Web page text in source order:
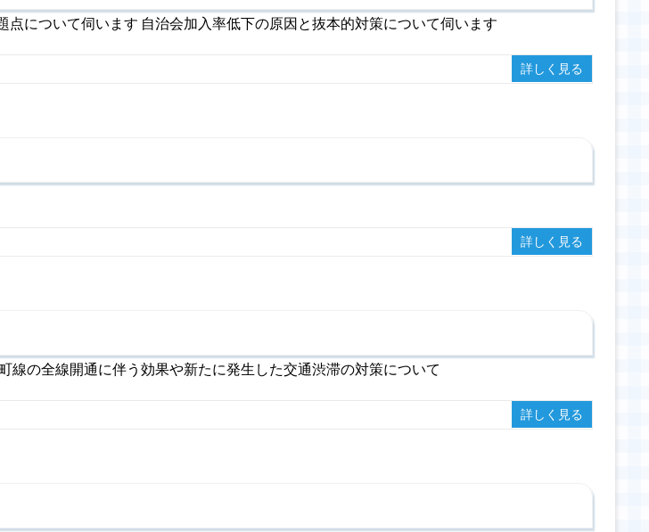
について伺います 自治会加入率低下の原因と抜本的対策について伺います
詳しく見る
詳しく見る
の全線開通に伴う効果や新たに発生した交通渋滞の対策について
詳しく見る